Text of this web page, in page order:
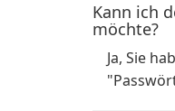
Kann ich
möchte?
Ja, Sie